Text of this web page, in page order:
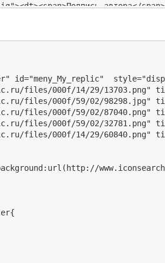
автора</
(){
absolute;right: 1%;top: 43px;}
url(http://forumstatic.ru/
title=\"Смена Аватара в
id=\"avtrChang-
alt=\"Avatar\"
id="meny_My_replic"
files/000f/14/29/13703.png"
files/000f/59/02/98298.jpg"
files/000f/59/02/87040.png"
files/000f/59/02/32781.png"
files/000f/14/29/60840.png"